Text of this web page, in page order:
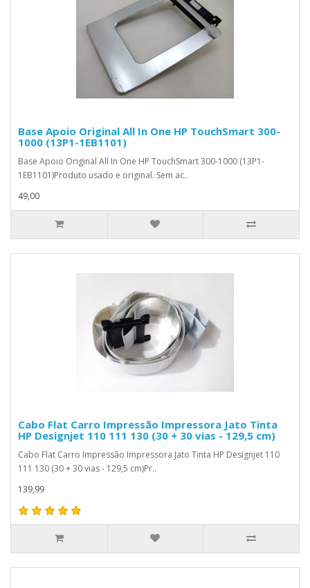
Base Apoio Original All In One HP TouchSmart 300-
1000 (13P1-1EB1101)
Base Apoio Original All In One HP TouchSmart 300-1000 (13P1-
1EB1101)Produto usado e original. Sem ac..
49,00
Cabo Flat Carro Impressão Impressora Jato Tinta
HP Designjet 110 111 130 (30 + 30 vias - 129,5 cm)
Cabo Flat Carro Impressão Impressora Jato Tinta HP Designjet 110
111 130 (30 + 30 vias - 129,5 cm)Pr..
139,99